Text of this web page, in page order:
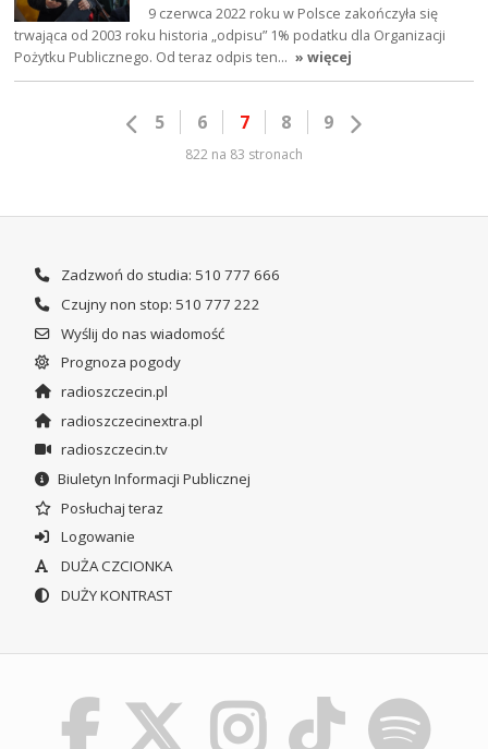
9 czerwca 2022 roku w Polsce zakończyła się
trwająca od 2003 roku historia „odpisu” 1% podatku dla Organizacji
Pożytku Publicznego. Od teraz odpis ten… » więcej
5 6 7 8 9
822 na 83 stronach
Zadzwoń do studia: 510 777 666
Czujny non stop: 510 777 222
Wyślij do nas wiadomość
Prognoza pogody
radioszczecin.pl
radioszczecinextra.pl
radioszczecin.tv
Biuletyn Informacji Publicznej
Posłuchaj teraz
Logowanie
DUŻA CZCIONKA
DUŻY KONTRAST